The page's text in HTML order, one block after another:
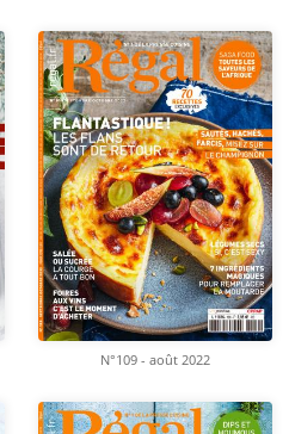
N°109 - août 2022